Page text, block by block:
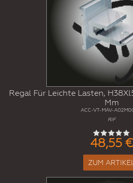
Regal Für Leichte Lasten,
Mm
ACC-VT-MAV-
RIF
48,55 €
ZUM ARTIKEL